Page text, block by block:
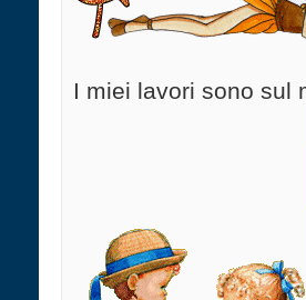
I miei lavori sono sul